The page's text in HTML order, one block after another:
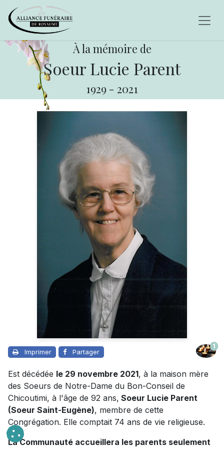
À la mémoire de
Soeur Lucie Parent
1929 - 2021
Imprimer Partager
1
Est décédée le 29 novembre 2021, à la maison mère
des Soeurs de Notre-Dame du Bon-Conseil de
Chicoutimi, à l'âge de 92 ans, Soeur Lucie Parent
(Soeur Saint-Eugène), membre de cette
Congrégation. Elle comptait 74 ans de vie religieuse.
La Communauté accueillera les parents seulement